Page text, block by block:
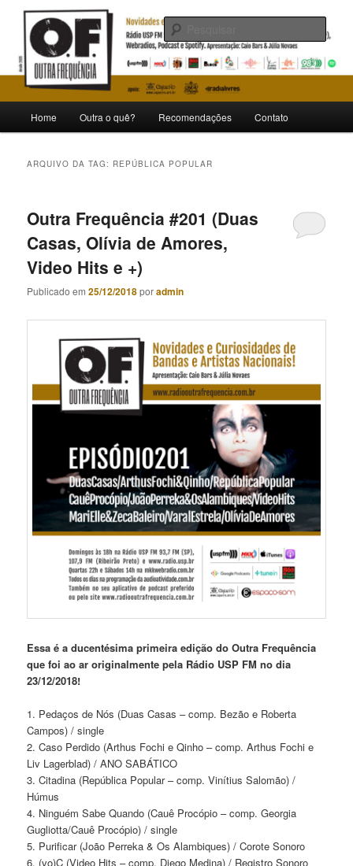
Pular
conteúdo
principal
Pular
conteúdo
secundárioOutra Frequência
Novidades e curiosidades de bandas e artistas nacionais
principal
Home Outra o quê? Recomendações Contato
ARQUIVO DA TAG: REPÚBLICA POPULAR
Outra Frequência #201 (Duas
Casas, Olívia de Amores,
Video Hits e +)
Publicado em25/12/2018poradmin
Essa é a ducentésima primeira edição do Outra Frequência
que foi ao ar originalmente pela Rádio USP FM no dia
23/12/2018!
1. Pedaços de Nós (Duas Casas – comp. Bezão e Roberta
Campos) / single
2. Caso Perdido (Arthus Fochi e Qinho – comp. Arthus Fochi e
Liv Lagerblad) / ANO SABÁTICO
3. Citadina (República Popular – comp. Vinítius Salomão) /
Húmus
4. Ninguém Sabe Quando (Cauê Procópio – comp. Georgia
Gugliotta/Cauê Procópio) / single
5. Purificar (João Perreka & Os Alambiques) / Corote Sonoro
6. (vo)C (Video Hits – comp. Diego Medina) / Registro Sonoro